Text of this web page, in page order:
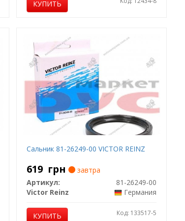
КУПИТЬ
Сальник 81-26249-00 VICTOR REINZ
619 грн
завтра
Артикул:
81-26249-00
Victor Reinz
Германия
КУПИТЬ Код: 133517-5